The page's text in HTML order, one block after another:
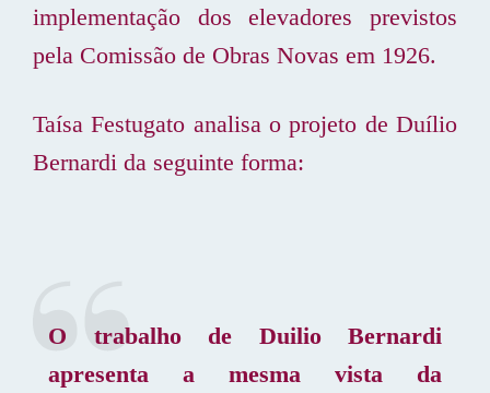
implementação dos elevadores previstos
pela Comissão de Obras Novas em 1926.
Taísa Festugato analisa o projeto de Duílio
Bernardi da seguinte forma:
O trabalho de Duilio Bernardi
apresenta a mesma vista da